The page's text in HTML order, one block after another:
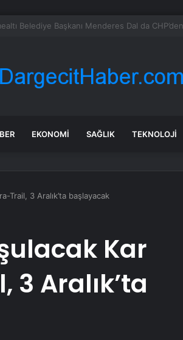
çift, gizli bölmede deste deste para buldu
EKONOMI SAĞLIK TEKNOLOJI
Trail, 3 Aralık’ta başlayacak
Kar
Aralık’ta